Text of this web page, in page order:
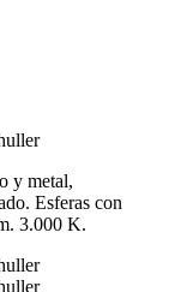
y metal,
Esferas con
3.000 K.